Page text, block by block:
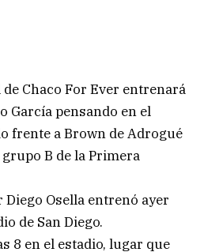
Chaco For Ever entrenará
García pensando en el
frente a Brown de Adrogué
B de la Primera
Osella entrenó ayer
de San Diego.
8 en el estadio, lugar que